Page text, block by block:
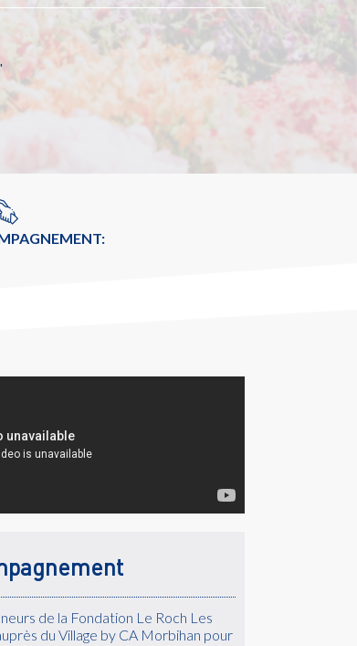
de la Fondation Le Roch Les
du Village by CA Morbihan pour